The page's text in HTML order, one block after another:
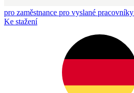
pro zaměstnance pro vyslané pracovníky
Ke stažení